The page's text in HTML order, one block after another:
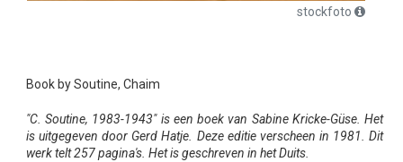
stockfoto
Book by Soutine, Chaim
"C. Soutine, 1983-1943" is een boek van Sabine Kricke-Güse. Het
is uitgegeven door Gerd Hatje. Deze editie verscheen in 1981. Dit
werk telt 257 pagina's. Het is geschreven in het Duits.